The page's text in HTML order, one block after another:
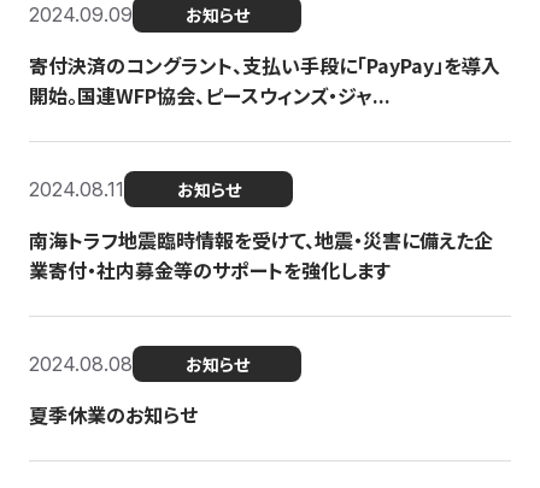
2024.09.09 お知らせ
寄付決済のコングラント、支払い手段に「PayPay」を導入
開始。国連WFP協会、ピースウィンズ・ジャ...
2024.08.11 お知らせ
南海トラフ地震臨時情報を受けて、地震・災害に備えた企
業寄付・社内募金等のサポートを強化します
2024.08.08 お知らせ
夏季休業のお知らせ